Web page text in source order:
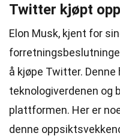
Twitter kjøpt
Elon Musk, kjent for
å kjøpe Twitter.
teknologiverdenen og
plattformen. Her er
denne